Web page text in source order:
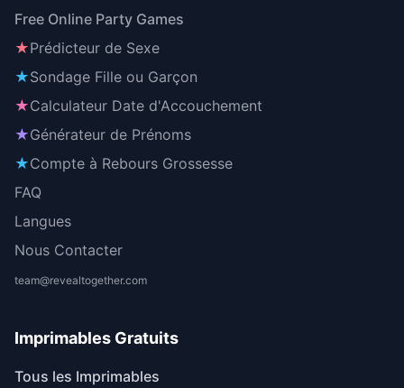
Free Online Party Games
★Prédicteur de Sexe
★Sondage Fille ou Garçon
★Calculateur Date d'Accouchement
★Générateur de Prénoms
★Compte à Rebours Grossesse
FAQ
Langues
Nous Contacter
team@revealtogether.com
Imprimables Gratuits
Tous les Imprimables